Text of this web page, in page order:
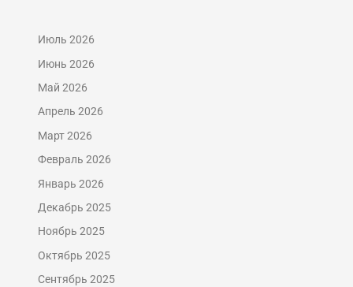
Июль 2026
Июнь 2026
Май 2026
Апрель 2026
Март 2026
Февраль 2026
Январь 2026
Декабрь 2025
Ноябрь 2025
Октябрь 2025
Сентябрь 2025